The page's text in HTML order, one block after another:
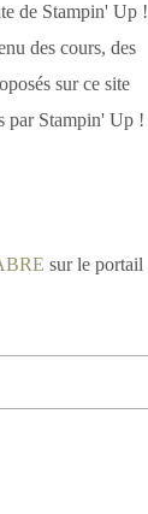
de Stampin' Up !
des cours, des
sur ce site
par Stampin' Up !
sur le portail